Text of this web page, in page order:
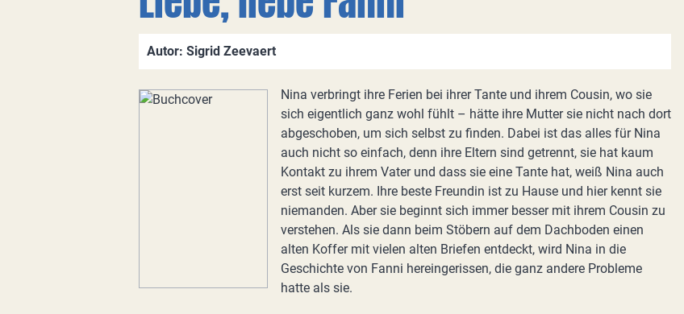
Autor: Sigrid Zeevaert
Nina verbringt ihre Ferien bei ihrer Tante und ihrem Cousin, wo sie
sich eigentlich ganz wohl fühlt – hätte ihre Mutter sie nicht nach dort
abgeschoben, um sich selbst zu finden. Dabei ist das alles für Nina
auch nicht so einfach, denn ihre Eltern sind getrennt, sie hat kaum
Kontakt zu ihrem Vater und dass sie eine Tante hat, weiß Nina auch
erst seit kurzem. Ihre beste Freundin ist zu Hause und hier kennt sie
niemanden. Aber sie beginnt sich immer besser mit ihrem Cousin zu
verstehen. Als sie dann beim Stöbern auf dem Dachboden einen
alten Koffer mit vielen alten Briefen entdeckt, wird Nina in die
Geschichte von Fanni hereingerissen, die ganz andere Probleme
hatte als sie.